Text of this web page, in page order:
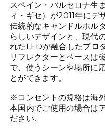
スペイン・バルセロナ生
ィ・ギセ）が2011年にデ
伝統的なキャンドルホル
らしいデザインと、現代
れたLEDが融合したプロ
リフレクターとベースは
で、使うシーンや場所に
とができます。
※コンセントの規格は海
本国内でご使用の場合は
ださい。